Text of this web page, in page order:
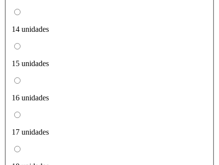
14 unidades
15 unidades
16 unidades
17 unidades